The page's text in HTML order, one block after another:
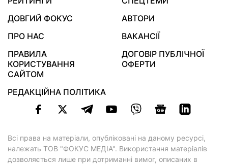
ДОВГИЙ ФОКУС
АВТОРИ
ПРО НАС
ВАКАНСІЇ
ПРАВИЛА
КОРИСТУВАННЯ
САЙТОМ
ДОГОВІР ПУБЛІЧНОЇ
ОФЕРТИ
РЕДАКЦІЙНА ПОЛІТИКА
Всі права на матеріали, опубліковані на даному ресурсі,
належать ТОВ "ФОКУС МЕДІА". Використання матеріалів
дозволяється лише при дотриманні вимог, описаних в